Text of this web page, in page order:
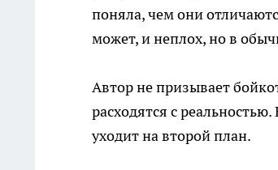
поняла, чем они
может, и неплох, но в
Автор не призывает
расходятся с
уходит на второй план.